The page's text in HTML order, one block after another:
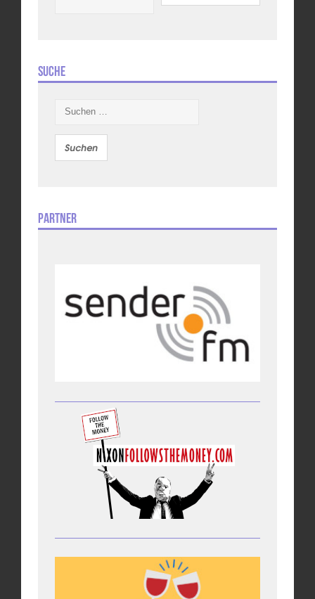
Suche
nach:
Partner